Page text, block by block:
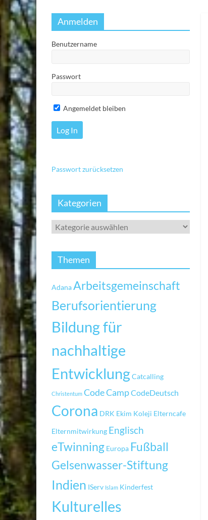
Anmelden
Benutzername
Passwort
Angemeldet bleiben
Passwort zurücksetzen
Kategorien
Themen
AdanaArbeitsgemeinschaft
Berufsorientierung
Bildung für
nachhaltige
EntwicklungCatcalling
Christentum Code CampCodeDeutsch
Corona DRK Ekim Koleji Elterncafe
Elternmitwirkung Englisch
eTwinning Europa Fußball
Gelsenwasser-Stiftung
Indien IServ Islam Kinderfest
Kulturelles